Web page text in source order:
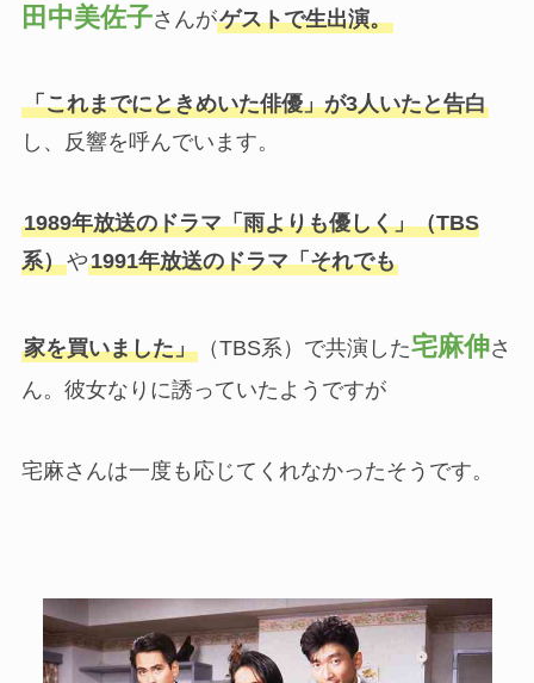
田中美佐子さんがゲストで生出演。
「これまでにときめいた俳優」が3人いたと告白
し、反響を呼んでいます。
1989年放送のドラマ「雨よりも優しく」（TBS
系）や1991年放送のドラマ「それでも
家を買いました」（TBS系）で共演した宅麻伸さ
ん。彼女なりに誘っていたようですが
宅麻さんは一度も応じてくれなかったそうです。